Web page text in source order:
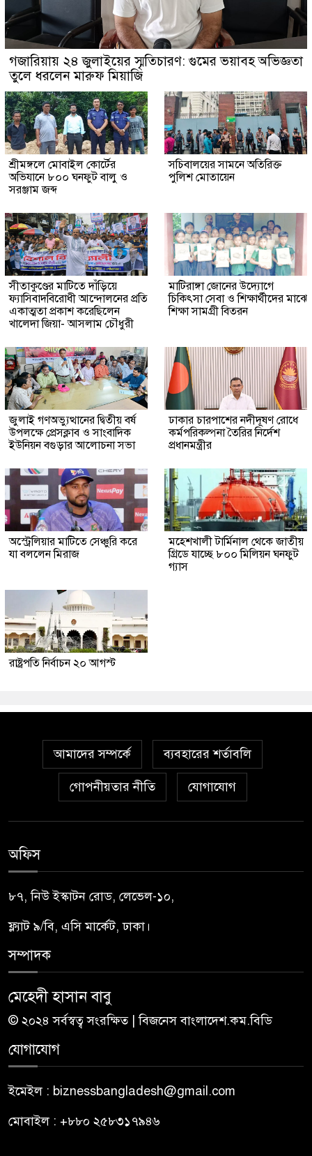
গজারিয়ায় ২৪ জুলাইয়ের স্মৃতিচারণ: গুমের ভয়াবহ অভিজ্ঞতা
তুলে ধরলেন মারুফ মিয়াজি
শ্রীমঙ্গলে মোবাইল কোর্টের
অভিযানে ৮০০ ঘনফুট বালু ও
সরঞ্জাম জব্দ
সচিবালয়ের সামনে অতিরিক্ত
পুলিশ মোতায়েন
সীতাকুণ্ডের মাটিতে দাঁড়িয়ে
ফ্যাসিবাদবিরোধী আন্দোলনের প্রতি
একাত্মতা প্রকাশ করেছিলেন
খালেদা জিয়া- আসলাম চৌধুরী
মাটিরাঙ্গা জোনের উদ্যোগে
চিকিৎসা সেবা ও শিক্ষার্থীদের মাঝে
শিক্ষা সামগ্রী বিতরন
জুলাই গণঅভ্যুত্থানের দ্বিতীয় বর্ষ
উপলক্ষে প্রেসক্লাব ও সাংবাদিক
ইউনিয়ন বগুড়ার আলোচনা সভা
ঢাকার চারপাশের নদীদূষণ রোধে
কর্মপরিকল্পনা তৈরির নির্দেশ
প্রধানমন্ত্রীর
অস্ট্রেলিয়ার মাটিতে সেঞ্চুরি করে
যা বললেন মিরাজ
মহেশখালী টার্মিনাল থেকে জাতীয়
গ্রিডে যাচ্ছে ৮০০ মিলিয়ন ঘনফুট
গ্যাস
রাষ্ট্রপতি নির্বাচন ২০ আগস্ট
আমাদের সম্পর্কে ব্যবহারের শর্তাবলি
গোপনীয়তার নীতি যোগাযোগ
অফিস
৮৭, নিউ ইস্কাটন রোড, লেভেল-১০,
ফ্ল্যাট ৯/বি, এসি মার্কেট, ঢাকা।
সম্পাদক
মেহেদী হাসান বাবু
© ২০২৪ সর্বস্বত্ব সংরক্ষিত | বিজনেস বাংলাদেশ.কম.বিডি
যোগাযোগ
ইমেইল : biznessbangladesh@gmail.com
মোবাইল : +৮৮০ ২৫৮৩১৭৯৪৬